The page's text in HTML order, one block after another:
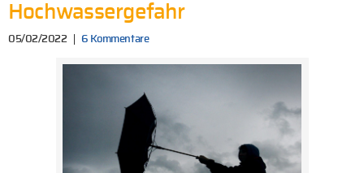
Hochwassergefahr
05/02/2022 6 Kommentare